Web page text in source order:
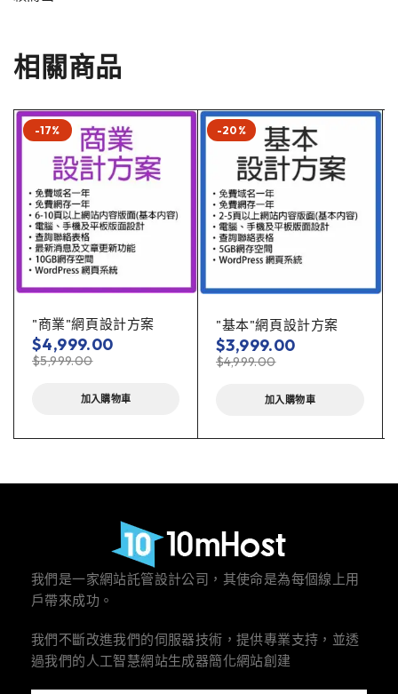
相關商品
-17%
"商業"網頁設計方案
$5,999.00
$4,999.00
加入購物車
-20%
"基本"網頁設計方案
$4,999.00
$3,999.00
加入購物車
我們是一家網站託管設計公司，其使命是為每個線上用
戶帶來成功。
我們不斷改進我們的伺服器技術，提供專業支持，並透
過我們的人工智慧網站生成器簡化網站創建